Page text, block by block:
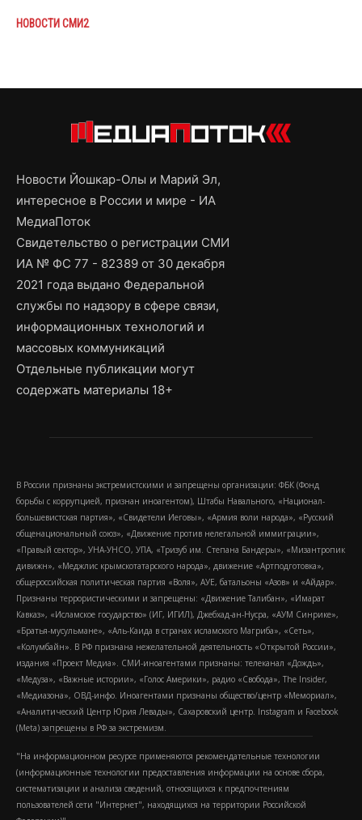
НОВОСТИ СМИ2
Новости Йошкар-Олы и Марий Эл,
интересное в России и мире - ИА
МедиаПоток
Свидетельство о регистрации СМИ
ИА № ФС 77 - 82389 от 30 декабря
2021 года выдано Федеральной
службы по надзору в сфере связи,
информационных технологий и
массовых коммуникаций
Отдельные публикации могут
содержать материалы 18+
В России признаны экстремистскими и запрещены организации: ФБК (Фонд
борьбы с коррупцией, признан иноагентом), Штабы Навального, «Национал-
большевистская партия», «Свидетели Иеговы», «Армия воли народа», «Русский
общенациональный союз», «Движение против нелегальной иммиграции»,
«Правый сектор», УНА-УНСО, УПА, «Тризуб им. Степана Бандеры», «Мизантропик
дивижн», «Меджлис крымскотатарского народа», движение «Артподготовка»,
общероссийская политическая партия «Воля», АУЕ, батальоны «Азов» и «Айдар».
Признаны террористическими и запрещены: «Движение Талибан», «Имарат
Кавказ», «Исламское государство» (ИГ, ИГИЛ), Джебхад-ан-Нусра, «АУМ Синрике»,
«Братья-мусульмане», «Аль-Каида в странах исламского Магриба», «Сеть»,
«Колумбайн». В РФ признана нежелательной деятельность «Открытой России»,
издания «Проект Медиа». СМИ-иноагентами признаны: телеканал «Дождь»,
«Медуза», «Важные истории», «Голос Америки», радио «Свобода», The Insider,
«Медиазона», ОВД-инфо. Иноагентами признаны общество/центр «Мемориал»,
«Аналитический Центр Юрия Левады», Сахаровский центр. Instagram и Facebook
(Metа) запрещены в РФ за экстремизм.
"На информационном ресурсе применяются рекомендательные технологии
(информационные технологии предоставления информации на основе сбора,
систематизации и анализа сведений, относящихся к предпочтениям
пользователей сети "Интернет", находящихся на территории Российской